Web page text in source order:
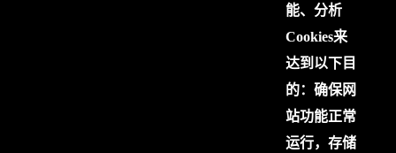
能、分析
Cookies来
达到以下目
的：确保网
站功能正常
运行，存储